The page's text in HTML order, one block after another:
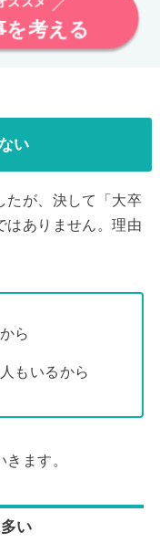
ススメ
考える
い
たが、決して「大卒
はありません。理由
ら
もいるから
ます。
い